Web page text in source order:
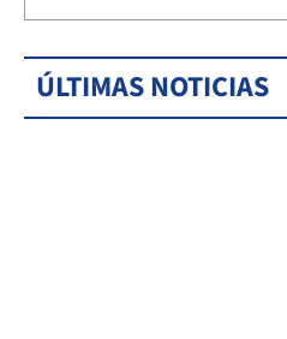
ÚLTIMAS NOTICIAS